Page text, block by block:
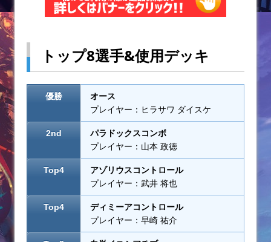
トップ8選手&使用デッキ
優勝
オース
プレイヤー：ヒラサワ ダイスケ
2nd
パラドックスコンボ
プレイヤー：山本 政徳
Top4
アゾリウスコントロール
プレイヤー：武井 将也
Top4
ディミーアコントロール
プレイヤー：早崎 祐介